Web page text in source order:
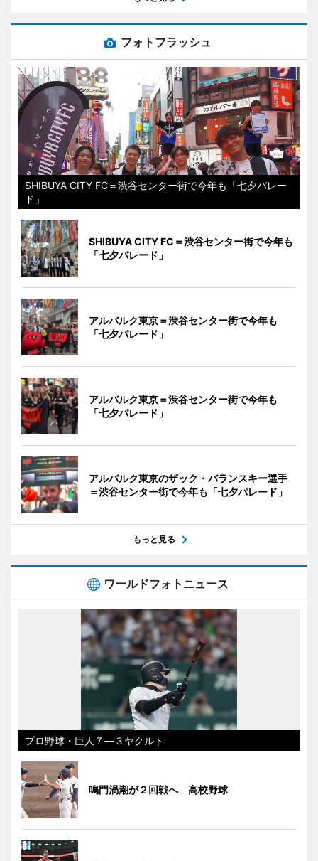
フォトフラッシュ
SHIBUYA CITY FC＝渋谷センター街で今年も「七夕パレー
ド」
SHIBUYA CITY FC＝渋谷センター街で今年も
「七夕パレード」
アルバルク東京＝渋谷センター街で今年も
「七夕パレード」
アルバルク東京＝渋谷センター街で今年も
「七夕パレード」
アルバルク東京のザック・バランスキー選手
＝渋谷センター街で今年も「七夕パレード」
もっと見る
ワールドフォトニュース
プロ野球・巨人７―３ヤクルト
鳴門渦潮が２回戦へ 高校野球